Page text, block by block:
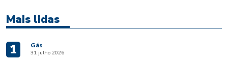
Mais lidas
1 Gás
31 julho 2026